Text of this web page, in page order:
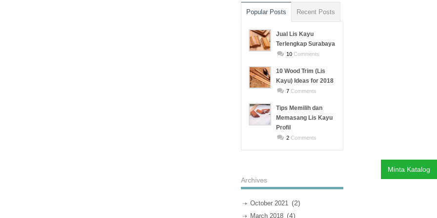
Popular Posts Recent Posts
Jual Lis Kayu
Terlengkap Surabaya
10Comments
10 Wood Trim (Lis
Kayu) Ideas for 2018
7Comments
Tips Memilih dan
Memasang Lis Kayu
Profil
2Comments
Archives
October 2021 (2)
March 2018 (4)
Minta Katalog